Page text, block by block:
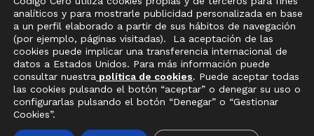
Política de Cookies
© Código Cero Sail Equipment
Optiparts
Funda
palos y
analíticos y para mostrarle publicidad personalizada en base
a un perfil elaborado a partir de sus hábitos de navegación
(por ejemplo, páginas visitadas). La aceptación de las
cookies puede implicar una transferencia internacional de
datos a Estados Unidos. Para más información puede
consultar nuestra política de cookies. Puede aceptar todas
las cookies pulsando el botón “aceptar” o denegar su uso o
configurarlas pulsando el botón “Denegar” o “Gestionar
Cookies”.